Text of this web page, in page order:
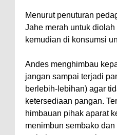
Menurut penuturan
Jahe merah untuk
kemudian di konsumsi
Andes menghimbau
jangan sampai terjadi
berlebih-lebihan) agar
ketersediaan pangan.
himbauan pihak aparat
menimbun sembako